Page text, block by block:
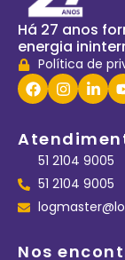
Há 27 anos
energia
Política de
51 2104 9005
51 2104 9005
Nos